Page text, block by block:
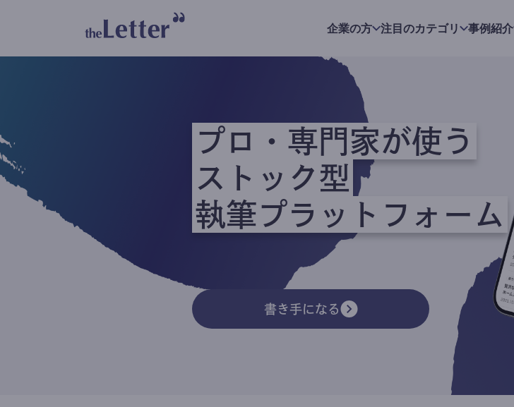
企業の方 注目のカテゴリ 事例紹介
プロ・専門家が使う
ストック型
執筆プラットフォーム
書き手になる